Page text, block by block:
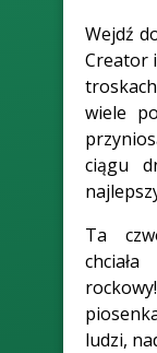
Wejdź
Creator
wiele
ciągu
Ta
ludzi,